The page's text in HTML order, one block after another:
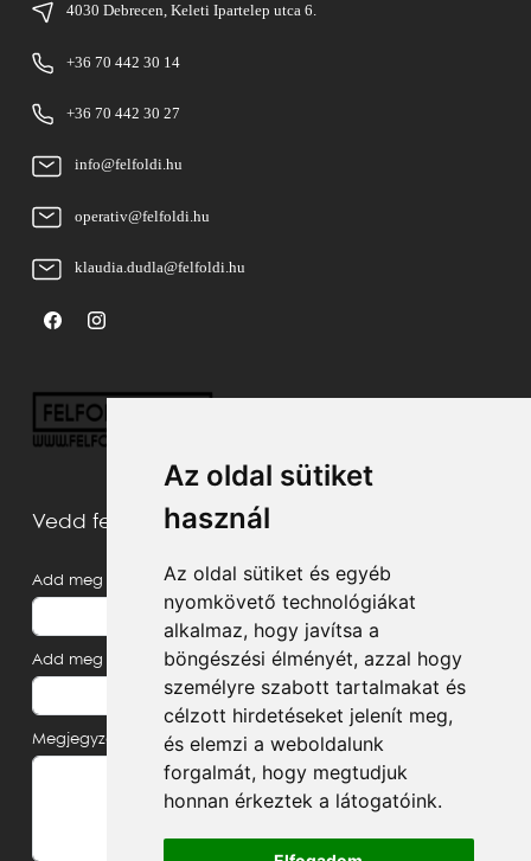
Az oldal sütiket
használ
Az oldal sütiket és egyéb
nyomkövető technológiákat
alkalmaz, hogy javítsa a
böngészési élményét, azzal hogy
személyre szabott tartalmakat és
célzott hirdetéseket jelenít meg,
és elemzi a weboldalunk
forgalmát, hogy megtudjuk
honnan érkeztek a látogatóink.
4030 Debrecen, Keleti Ipartelep utca 6.
+36 70 442 30 14
+36 70 442 30 27
info@felfoldi.hu
operativ@felfoldi.hu
klaudia.dudla@felfoldi.hu
Vedd fel velünk a kapcsolatot
Add meg a neved
Add meg az e-mail címed
Megjegyzés, üzenet